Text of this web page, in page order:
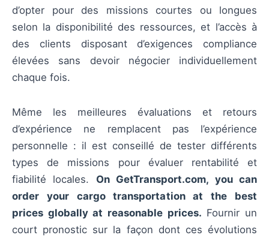
d’opter pour des missions courtes ou longues
selon la disponibilité des ressources, et l’accès à
des clients disposant d’exigences compliance
élevées sans devoir négocier individuellement
chaque fois.
Même les meilleures évaluations et retours
d’expérience ne remplacent pas l’expérience
personnelle : il est conseillé de tester différents
types de missions pour évaluer rentabilité et
fiabilité locales. On GetTransport.com, you can
order your cargo transportation at the best
prices globally at reasonable prices. Fournir un
court pronostic sur la façon dont ces évolutions